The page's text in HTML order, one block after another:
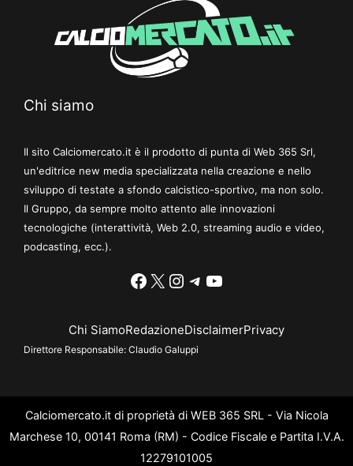
Chi siamo
Il sito Calciomercato.it è il prodotto di punta di Web 365 Srl,
un'editrice new media specializzata nella creazione e nello
sviluppo di testate a sfondo calcistico-sportivo, ma non solo.
Il Gruppo, da sempre molto attento alle innovazioni
tecnologiche (interattività, Web 2.0, streaming audio e video,
podcasting, ecc.).
Facebook
X Instagram
Telegram
YouTube
Chi SiamoRedazioneDisclaimerPrivacy
Direttore Responsabile: Claudio Galuppi
Calciomercato.it di proprietà di WEB 365 SRL - Via Nicola
Marchese 10, 00141 Roma (RM) - Codice Fiscale e Partita I.V.A.
12279101005